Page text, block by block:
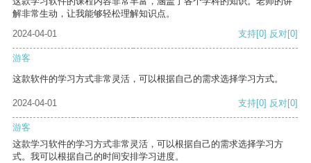
解非常生动，让我能够轻松理解知识点。
2024-04-01
支持[0] 反对[0]
游客
这款软件的学习方式非常灵活，可以根据自己的需求选择学习方式。
2024-04-01 支持[0] 反对[0]
游客
这款学习软件的学习方式非常灵活，可以根据自己的需求选择学习方
式。我可以根据自己的时间安排学习进度。